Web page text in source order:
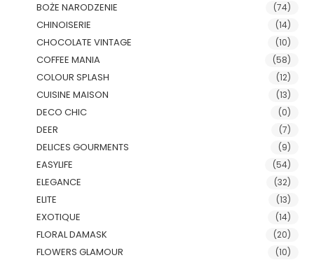
BOŻE NARODZENIE (74)
CHINOISERIE (14)
CHOCOLATE VINTAGE (10)
COFFEE MANIA (58)
COLOUR SPLASH (12)
CUISINE MAISON (13)
DECO CHIC (0)
DEER (7)
DELICES GOURMENTS (9)
EASYLIFE (54)
ELEGANCE (32)
ELITE (13)
EXOTIQUE (14)
FLORAL DAMASK (20)
FLOWERS GLAMOUR (10)